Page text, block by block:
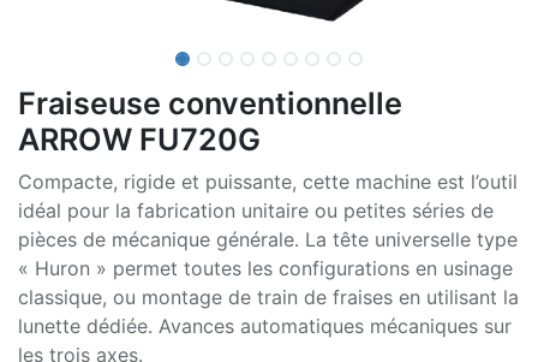
Fraiseuse conventionnelle
ARROW FU720G
Compacte, rigide et puissante, cette machine est l’outil
idéal pour la fabrication unitaire ou petites séries de
pièces de mécanique générale. La tête universelle type
« Huron » permet toutes les configurations en usinage
classique, ou montage de train de fraises en utilisant la
lunette dédiée. Avances automatiques mécaniques sur
les trois axes.